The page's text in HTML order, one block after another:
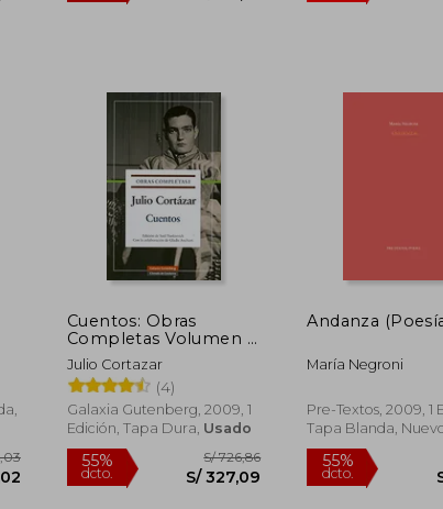
S/ 88,18
Cuentos: Obras
Completas Volumen i:
1
Julio Cortazar
(4)
Galaxia Gutenberg, 2009, 1
Edición, Tapa Dura, Usado
Andanza
María Negroni
Pre-Textos, 2009, 1
Tapa Blanda,